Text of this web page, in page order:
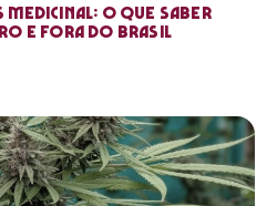
medicinal: o que saber
e fora do Brasil